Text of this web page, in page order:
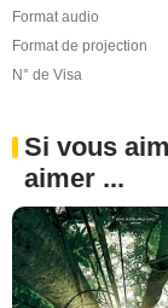
Format audio
Format de projection
N° de Visa
Si vous
aimer ...